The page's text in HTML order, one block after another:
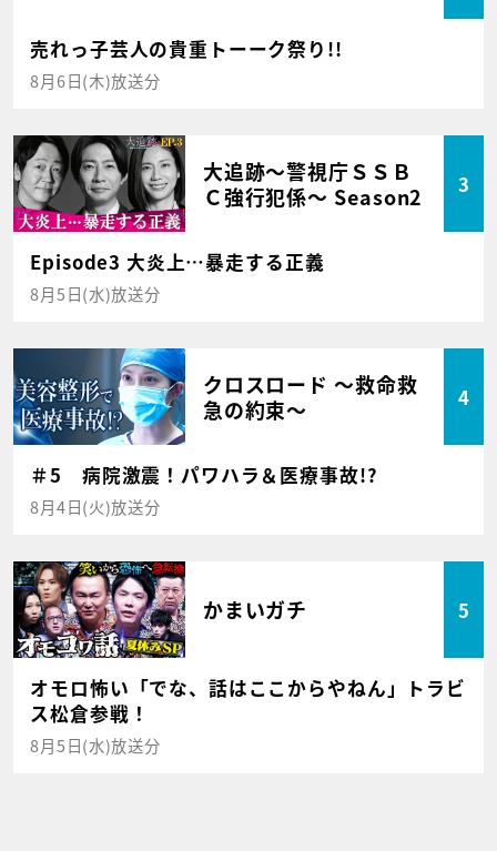
売れっ子芸人の貴重トーーク祭り!!
8月6日(木)放送分
大追跡～警視庁ＳＳＢ
Ｃ強行犯係～ Season2
3
Episode3 大炎上…暴走する正義
8月5日(水)放送分
クロスロード ～救命救
急の約束～
4
＃5 病院激震！パワハラ＆医療事故!?
8月4日(火)放送分
かまいガチ 5
オモロ怖い「でな、話はここからやねん」トラビ
ス松倉参戦！
8月5日(水)放送分